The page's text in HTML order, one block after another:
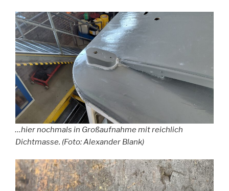
…hier nochmals in Großaufnahme mit reichlich
Dichtmasse. (Foto: Alexander Blank)